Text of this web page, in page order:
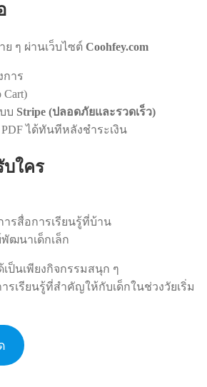
ๆ ผ่านเว็บไซต์ Coohfey.com
การ
บ Stripe (ปลอดภัยและรวดเร็ว)
ได้ทันทีหลังชำระเงิน
บใคร
รสื่อการเรียนรู้ที่บ้าน
ฒนาเด็กเล็ก
ป็นเพียงกิจกรรมสนุก ๆ
รเรียนรู้ที่สำคัญให้กับเด็กในช่วงวัยเริ่ม